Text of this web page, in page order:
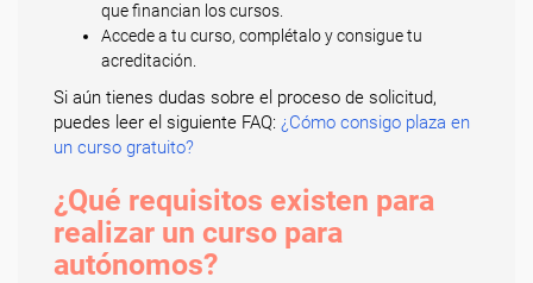
que financian los cursos.
Accede a tu curso, complétalo y consigue tu
acreditación.
Si aún tienes dudas sobre el proceso de solicitud,
puedes leer el siguiente FAQ: ¿Cómo consigo plaza en
un curso gratuito?
¿Qué requisitos existen para
realizar un curso para
autónomos?